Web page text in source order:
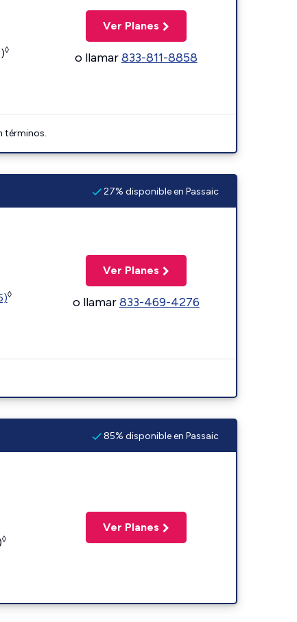
◊
Ver Planes
o llamar833-811-8858
términos.
27% disponible en Passaic
◊
Ver Planes
o llamar833-469-4276
85% disponible en Passaic
◊
Ver Planes